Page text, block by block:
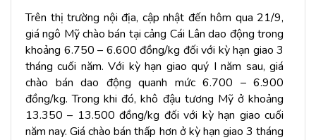
Trên thị trường nội địa, cập nhật đến hôm qua 21/9,
giá ngô Mỹ chào bán tại cảng Cái Lân dao động trong
khoảng 6.750 – 6.600 đồng/kg đối với kỳ hạn giao 3
tháng cuối năm. Với kỳ hạn giao quý I năm sau, giá
chào bán dao động quanh mức 6.700 – 6.900
đồng/kg. Trong khi đó, khô đậu tương Mỹ ở khoảng
13.350 – 13.500 đồng/kg đối với kỳ hạn giao cuối
năm nay. Giá chào bán thấp hơn ở kỳ hạn giao 3 tháng